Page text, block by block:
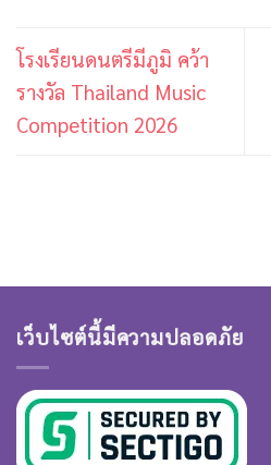
โรงเรียนดนตรีมีภูมิ คว้า
รางวัล Thailand Music
Competition 2026
เว็บไซต์นี้มีความปลอดภัย